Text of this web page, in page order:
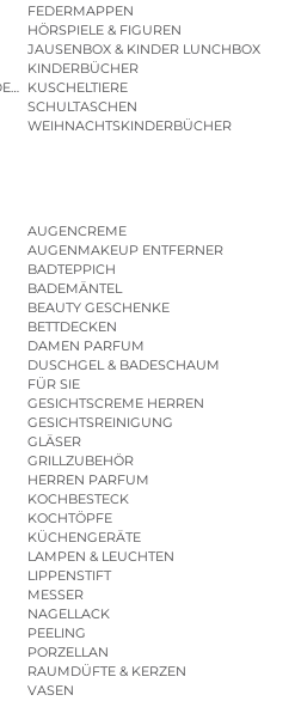
FEDERMAPPEN
HÖRSPIELE & FIGUREN
JAUSENBOX & KINDER LUNCHBOX
KINDERBÜCHER
| KINDERGARTENBEUTEL
KUSCHELTIERE
SCHULTASCHEN
WEIHNACHTSKINDERBÜCHER
AUGENCREME
AUGENMAKEUP ENTFERNER
BADTEPPICH
BADEMÄNTEL
BEAUTY GESCHENKE
BETTDECKEN
DAMEN PARFUM
DUSCHGEL & BADESCHAUM
FÜR SIE
GESICHTSCREME HERREN
GESICHTSREINIGUNG
GLÄSER
GRILLZUBEHÖR
HERREN PARFUM
KOCHBESTECK
KOCHTÖPFE
KÜCHENGERÄTE
LAMPEN & LEUCHTEN
LIPPENSTIFT
MESSER
NAGELLACK
PEELING
PORZELLAN
RAUMDÜFTE & KERZEN
VASEN